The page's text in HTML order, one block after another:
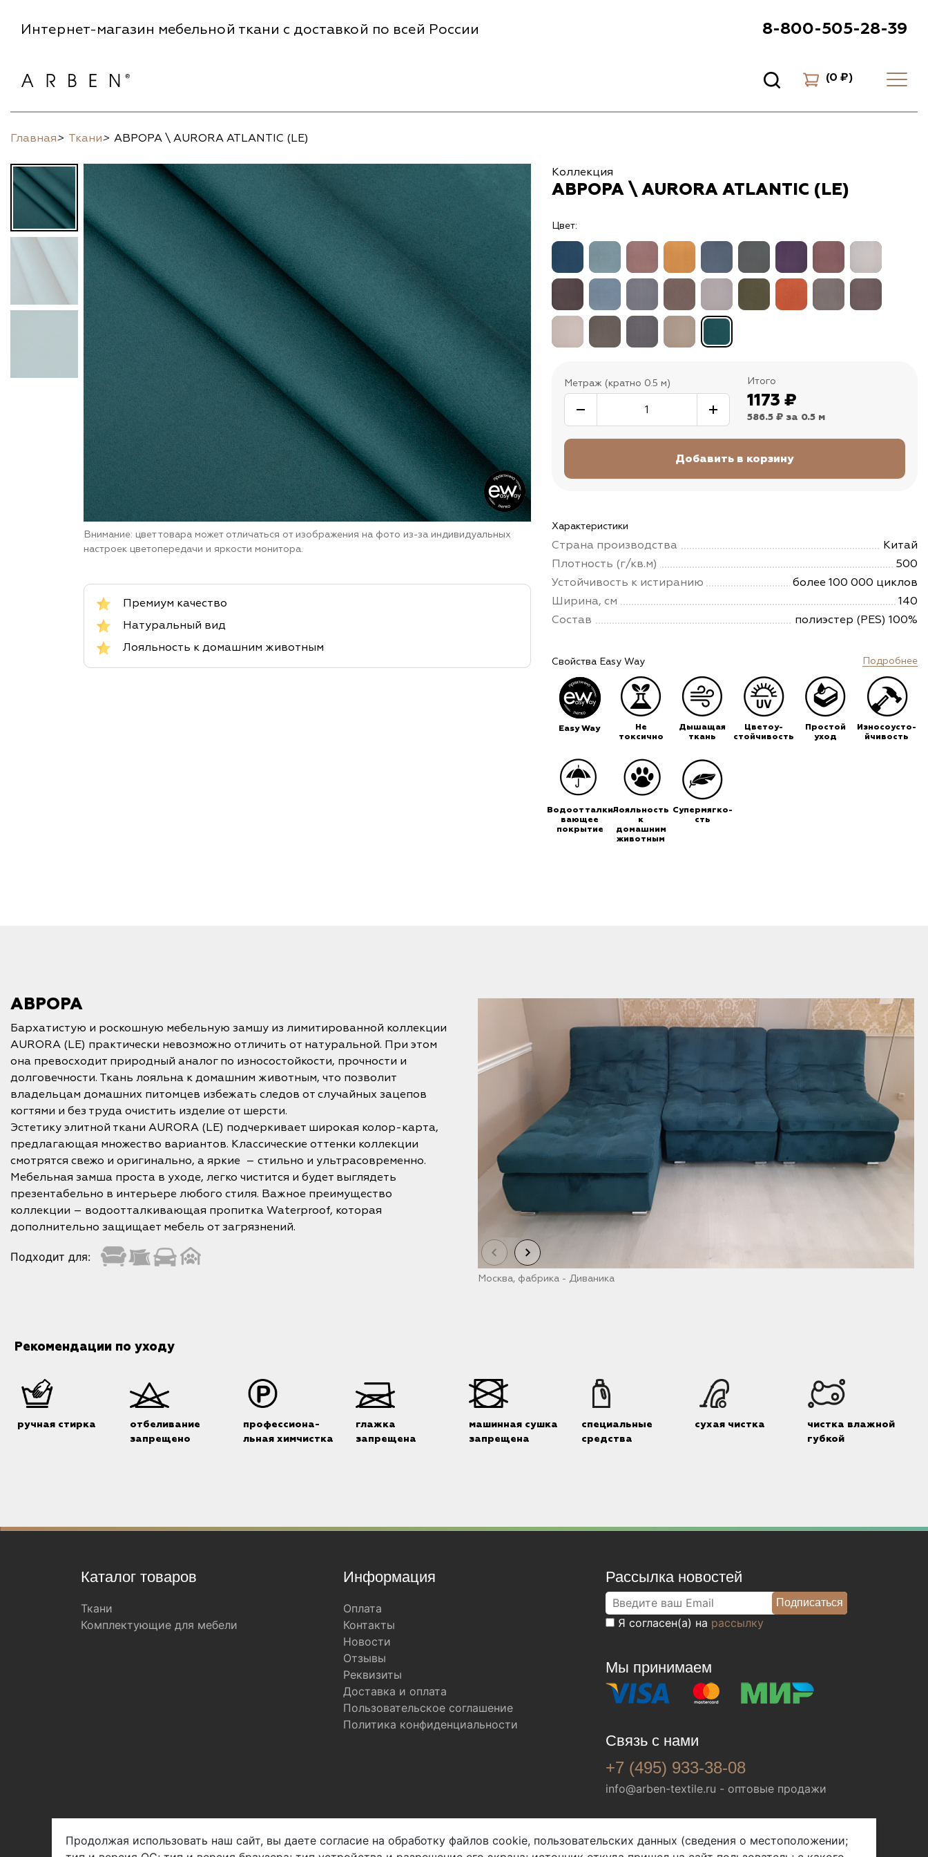
Интернет-магазин мебельной ткани с доставкой по всей России 8-800-505-28-39
(0 ₽)
Главная> Ткани> АВРОРА \ AURORA ATLANTIC (LE)
Внимание: цвет товара может отличаться от изображения на фото из-за индивидуальных
настроек цветопередачи и яркости монитора.
Премиум качество
Натуральный вид
Лояльность к домашним животным
Коллекция
АВРОРА \ AURORA ATLANTIC (LE)
Цвет:
Метраж (кратно 0.5 м) Итого
1173 ₽
586.5 ₽ за 0.5 м
Характеристики
Страна производства
Китай
Плотность (г/кв.м)
500
Устойчивость к истиранию
более 100 000 циклов
Ширина, см
140
Состав
полиэстер (PES) 100%
Свойства Easy Way Подробнее
Easy Way
Не
токсично
Дышащая
ткань
Цветоу-
стойчивость
Простой
уход
Износоусто-
йчивость
Водоотталки-
вающее
покрытие
Лояльность
к
домашним
животным
Супермягко-
сть
АВРОРА
Бархатистую и роскошную мебельную замшу из лимитированной коллекции
AURORA (LE) практически невозможно отличить от натуральной. При этом
она превосходит природный аналог по износостойкости, прочности и
долговечности. Ткань лояльна к домашним животным, что позволит
владельцам домашних питомцев избежать следов от случайных зацепов
когтями и без труда очистить изделие от шерсти.
Эстетику элитной ткани AURORA (LE) подчеркивает широкая колор-карта,
предлагающая множество вариантов. Классические оттенки коллекции
смотрятся свежо и оригинально, а яркие – стильно и ультрасовременно.
Мебельная замша проста в уходе, легко чистится и будет выглядеть
презентабельно в интерьере любого стиля. Важное преимущество
коллекции – водоотталкивающая пропитка Waterproof, которая
дополнительно защищает мебель от загрязнений.
Подходит для:
Москва, фабрика - Диваника
Рекомендации по уходу
ручная стирка
отбеливание
запрещено
профессиона-
льная химчистка
глажка
запрещена
машинная сушка
запрещена
специальные
средства
сухая чистка
чистка влажной
губкой
Каталог товаров
Ткани
Комплектующие для мебели
Информация
Оплата
Контакты
Новости
Отзывы
Реквизиты
Доставка и оплата
Пользовательское соглашение
Политика конфиденциальности
Рассылка новостей
Я согласен(а) на рассылку
Мы принимаем
Связь с нами
+7 (495) 933-38-08
info@arben-textile.ru - оптовые продажи
Мы в соц. сетях
Продолжая использовать наш сайт, вы даете согласие на обработку файлов cookie, пользовательских данных (сведения о местоположении;